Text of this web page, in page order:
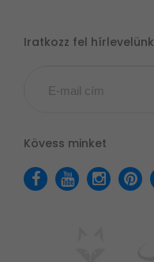
Iratkozz fel
Kövess minket